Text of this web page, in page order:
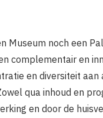
Museum noch een
complementair en
en diversiteit aan
qua inhoud en
en door de